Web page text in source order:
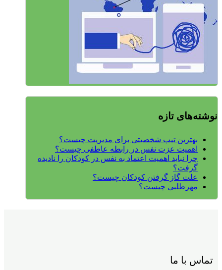
نوشته‌های تازه
بهترین تیپ شخصیتی برای مدیریت چیست؟
اهمیت عزت نفس در رابطه عاطفی چیست؟
چرا نباید اهمیت اعتماد به نفس در کودکان را نادیده
گرفت؟
علت گاز گرفتن کودکان چیست؟
مهرطلبی چیست؟
تماس با ما